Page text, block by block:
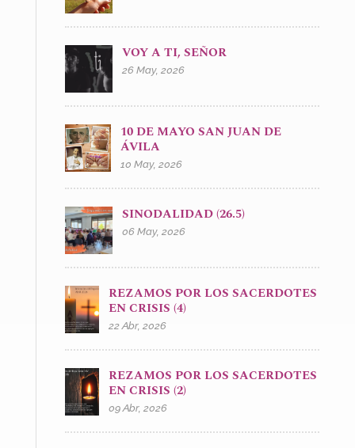
VOY A TI, SEÑOR
26 May, 2026
10 DE MAYO SAN JUAN DE
ÁVILA
10 May, 2026
SINODALIDAD (26.5)
06 May, 2026
REZAMOS POR LOS SACERDOTES
EN CRISIS (4)
22 Abr, 2026
REZAMOS POR LOS SACERDOTES
EN CRISIS (2)
09 Abr, 2026